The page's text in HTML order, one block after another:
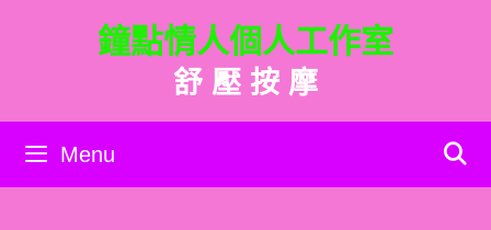
內
鐘點情人個人工作室
舒 壓 按 摩
Menu